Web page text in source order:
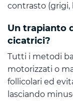
contrasto (grigi,
Un trapianto
cicatrici?
Tutti i metodi
motorizzati o
follicolari ed
lasciando